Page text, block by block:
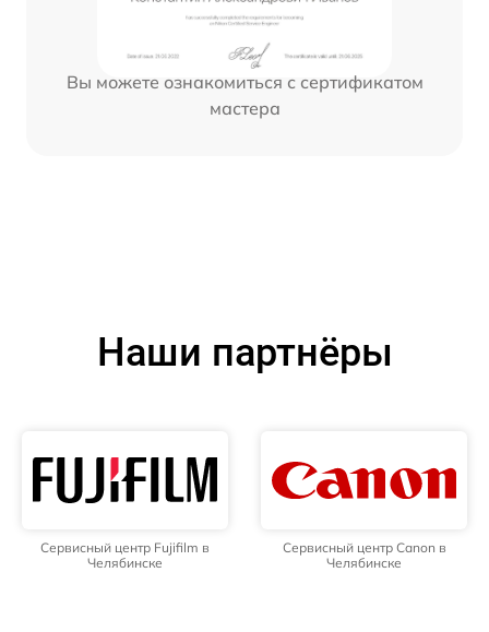
Вы можете ознакомиться с сертификатом
мастера
Наши партнёры
Сервисный центр Fujifilm в
Челябинске
Сервисный центр Canon в
Челябинске